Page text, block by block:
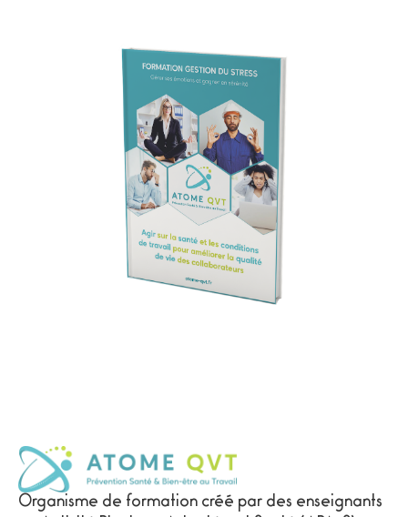
Organisme de formation créé par des enseignants